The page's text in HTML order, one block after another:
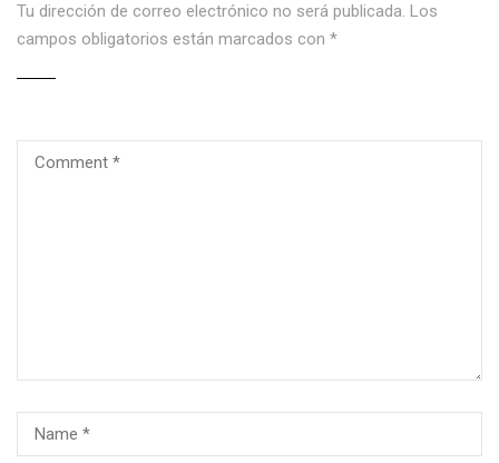
Tu dirección de correo electrónico no será publicada. Los
campos obligatorios están marcados con *